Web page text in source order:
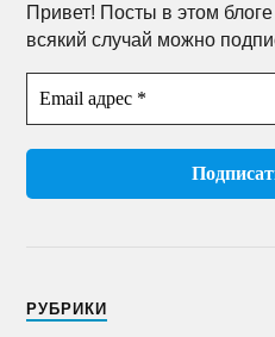
Привет! Посты в этом
всякий случай можно
РУБРИКИ